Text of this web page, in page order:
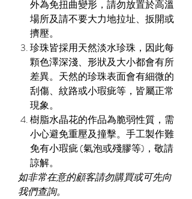
外為免扭曲變形，請勿放置於高溫
場所及請不要大力地拉址、扳開或
擠壓。
珍珠皆採用天然淡水珍珠，因此每
顆色澤深淺、形狀及大小都會有所
差異。天然的珍珠表面會有細微的
刮傷、紋路或小瑕疵等，皆屬正常
現象。
樹脂水晶花的作品為脆弱性質，需
小心避免重壓及撞擊。手工製作難
免有小瑕疵 (氣泡或殘膠等)，敬請
諒解。
如非常在意的顧客請勿購買或可先向
我們查詢。